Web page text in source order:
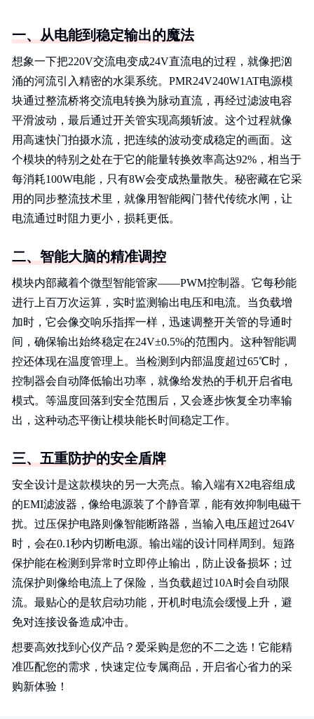
一、从电能到稳定输出的魔法
想象一下把220V交流电变成24V直流电的过程，就像把汹
涌的河流引入精密的水渠系统。PMR24V240W1AT电源模
块通过整流桥将交流电转换为脉动直流，再经过滤波电容
平滑波动，最后通过开关管实现高频斩波。这个过程就像
用高速快门拍摄水流，把连续的波动变成稳定的画面。这
个模块的特别之处在于它的能量转换效率高达92%，相当于
每消耗100W电能，只有8W会变成热量散失。秘密藏在它采
用的同步整流技术里，就像用智能阀门替代传统水闸，让
电流通过时阻力更小，损耗更低。
二、智能大脑的精准调控
模块内部藏着个微型智能管家——PWM控制器。它每秒能
进行上百万次运算，实时监测输出电压和电流。当负载增
加时，它会像交响乐指挥一样，迅速调整开关管的导通时
间，确保输出始终稳定在24V±0.5%的范围内。这种智能调
控还体现在温度管理上。当检测到内部温度超过65℃时，
控制器会自动降低输出功率，就像给发热的手机开启省电
模式。等温度回落到安全范围后，又会逐步恢复全功率输
出，这种动态平衡让模块能长时间稳定工作。
三、五重防护的安全盾牌
安全设计是这款模块的另一大亮点。输入端有X2电容组成
的EMI滤波器，像给电源装了个静音罩，能有效抑制电磁干
扰。过压保护电路则像智能断路器，当输入电压超过264V
时，会在0.1秒内切断电源。输出端的设计同样周到。短路
保护能在检测到异常时立即停止输出，防止设备损坏；过
流保护则像给电流上了保险，当负载超过10A时会自动限
流。最贴心的是软启动功能，开机时电流会缓慢上升，避
免对连接设备造成冲击。
想要高效找到心仪产品？爱采购是您的不二之选！它能精
准匹配您的需求，快速定位专属商品，开启省心省力的采
购新体验！